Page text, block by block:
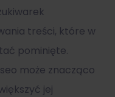
treści, które w
pominięte.
może znacząco
jej